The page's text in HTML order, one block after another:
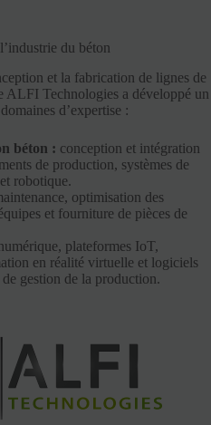
du béton
et la fabrication de lignes de
ALFI Technologies a développé un
d’expertise :
béton : conception et intégration
de production, systèmes de
robotique.
optimisation des
et fourniture de pièces de
plateformes IoT,
en réalité virtuelle et logiciels
gestion de la production.